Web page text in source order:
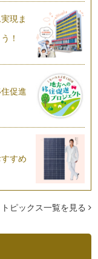
ムリエの岩本 香で
ラダ♪
本 香 です。東京も
ラマンジェ
。今年もあっとい
少しずつ暑い日差
香です。 今回
現ま
！
促進
すめ
トピックス一覧を見る